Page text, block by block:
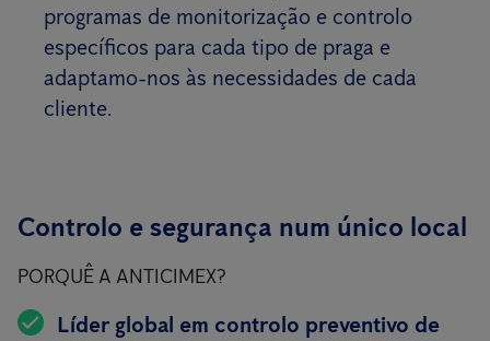
programas de monitorização e controlo
específicos para cada tipo de praga e
adaptamo-nos às necessidades de cada
cliente.
Controlo e segurança num único local
PORQUÊ A ANTICIMEX?
Líder global em controlo preventivo de